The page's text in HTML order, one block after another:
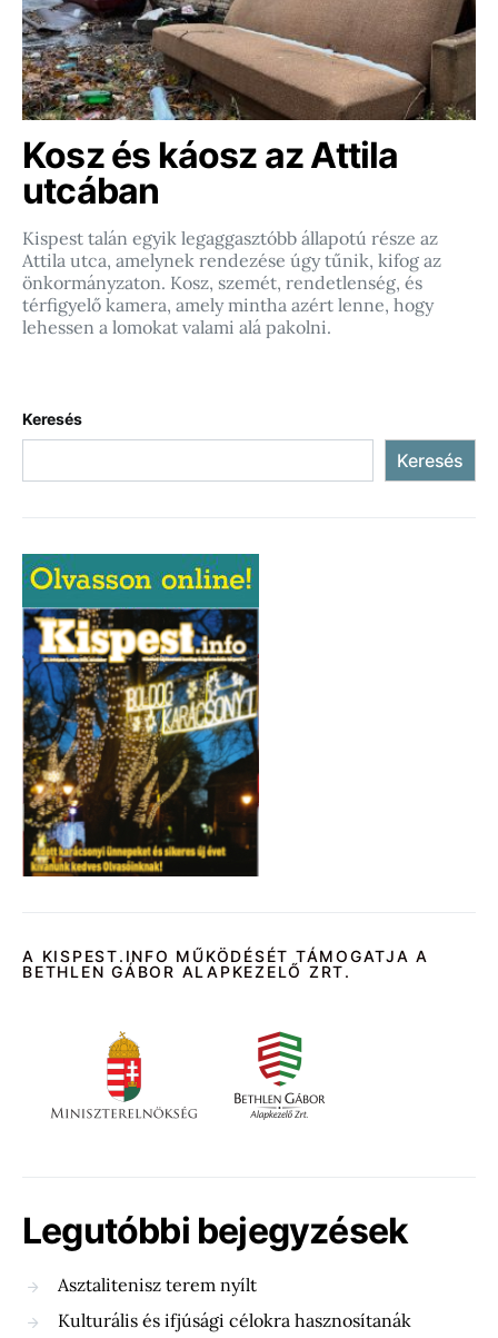
Kosz és káosz az Attila
utcában
Kispest talán egyik legaggasztóbb állapotú része az
Attila utca, amelynek rendezése úgy tűnik, kifog az
önkormányzaton. Kosz, szemét, rendetlenség, és
térfigyelő kamera, amely mintha azért lenne, hogy
lehessen a lomokat valami alá pakolni.
Keresés
Keresés
A KISPEST.INFO MŰKÖDÉSÉT TÁMOGATJA A
BETHLEN GÁBOR ALAPKEZELŐ ZRT.
Legutóbbi bejegyzések
Asztalitenisz terem nyílt
Kulturális és ifjúsági célokra hasznosítanák